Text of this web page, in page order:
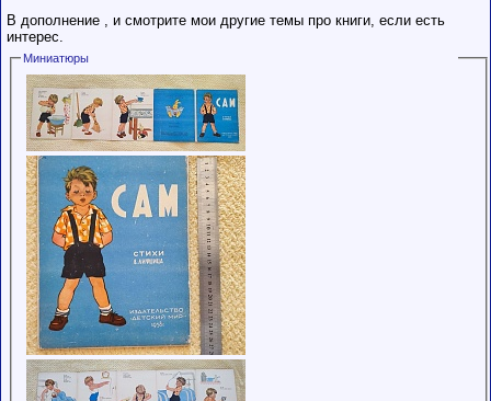
В дополнениe , и смотрите мои другие темы про книги, если есть
интерес.
Миниатюры